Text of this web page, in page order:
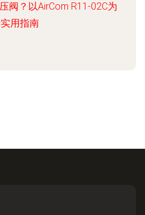
阀？以AirCom R11-02C为
用指南